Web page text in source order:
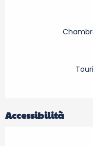
Accessibilità